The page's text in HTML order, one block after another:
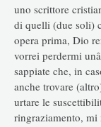
uno scrittore
di quelli (due soli)
opera prima, Dio
vorrei perdermi
sappiate che, in
anche trovare
urtare le
ringraziamento,